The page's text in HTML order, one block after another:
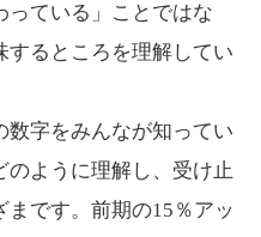
っている」ことではな
するところを理解してい
数字をみんなが知ってい
のように理解し、受け止
です。前期の15％アッ